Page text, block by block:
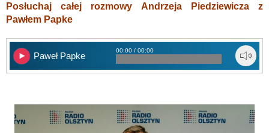
Posłuchaj całej rozmowy Andrzeja Piedziewicza z
Pawłem Papke
Paweł Papke
00:00 / 00:00